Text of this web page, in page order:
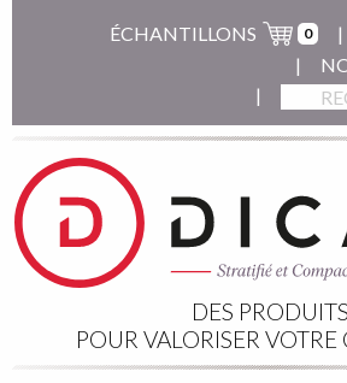
ÉCHANTILLONS 0
DES PRODUITS
POUR VALORISER VOTRE